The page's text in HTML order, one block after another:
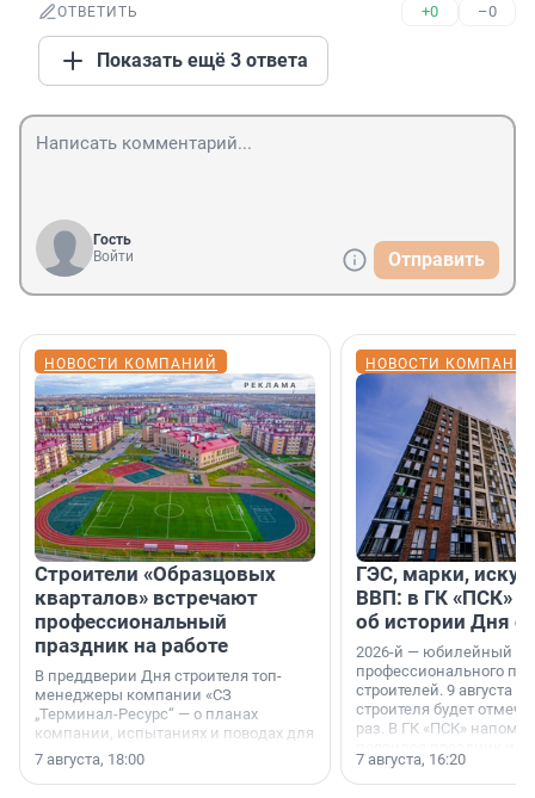
ОТВЕТИТЬ +0 –0
Показать ещё 3 ответа
Гость
Войти
Отправить
НОВОСТИ КОМПАНИЙ
Строители «Образцовых
кварталов» встречают
профессиональный
праздник на работе
В преддверии Дня строителя топ-
менеджеры компании «СЗ
„Терминал-Ресурс“ — о планах
компании, испытаниях и поводах для
осторожного оптимизма.
7 августа, 18:00
НОВОСТИ
ГЭС, марки,
ВВП: в ГК «ПСК»
об истории Дня
2026-й — юбилейный
профессионального
строителей. 9 августа
строителя будет
раз. В ГК «ПСК»
поменялась роль
7 августа, 16:20